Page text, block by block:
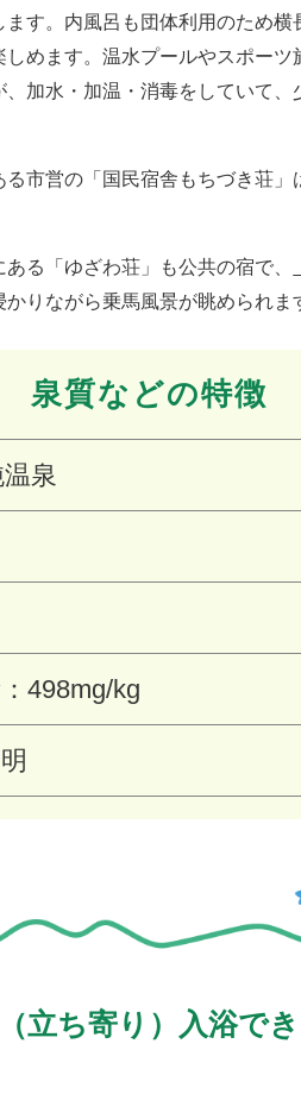
す。内風呂も団体利用のため横
めます。温水プールやスポーツ
加水・加温・消毒をしていて、
る市営の「国民宿舎もちづき荘
る「ゆざわ荘」も公共の宿で、
りながら乗馬風景が眺められま
泉質などの特徴
泉
498mg/kg
立ち寄り）入浴で